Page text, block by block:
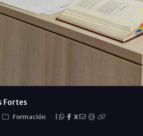
Fortes
Formación X